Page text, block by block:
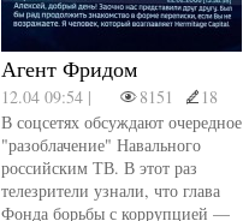
Агент Фридом
12.04 09:54 | 8151
18
В соцсетях обсуждают очередное
"разоблачение" Навального
российским ТВ. В этот раз
телезрители узнали, что глава
Фонда борьбы с коррупцией —